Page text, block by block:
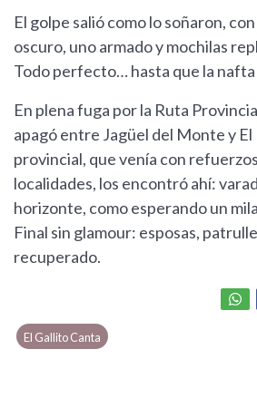
El golpe salió como lo soñaron,
oscuro, uno armado y mochilas
Todo perfecto… hasta que la nafta
En plena fuga por la Ruta
apagó entre Jagüel del Monte y El
provincial, que venía con
localidades, los encontró ahí:
horizonte, como esperando un
Final sin glamour: esposas,
recuperado.
El Gallito Canta